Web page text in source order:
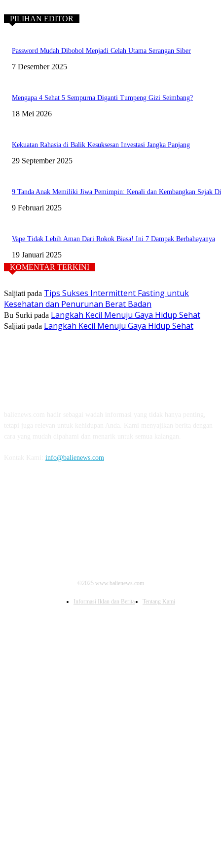
PILIHAN EDITOR
Password Mudah Dibobol Menjadi Celah Utama Serangan Siber
7 Desember 2025
Mengapa 4 Sehat 5 Sempurna Diganti Tumpeng Gizi Seimbang?
18 Mei 2026
Kekuatan Rahasia di Balik Kesuksesan Investasi Jangka Panjang
29 September 2025
9 Tanda Anak Memiliki Jiwa Pemimpin: Kenali dan Kembangkan Sejak
9 Februari 2025
Vape Tidak Lebih Aman Dari Rokok Biasa! Ini 7 Dampak Berbahayanya
19 Januari 2025
KOMENTAR TERKINI
Saljiati pada Tips Sukses Intermittent Fasting untuk
Kesehatan dan Penurunan Berat Badan
Bu Surki pada Langkah Kecil Menuju Gaya Hidup Sehat
Saljiati pada Langkah Kecil Menuju Gaya Hidup Sehat
info@balienews.com
©2025 www.balienews.com
Informasi Iklan dan Berita Tentang Kami